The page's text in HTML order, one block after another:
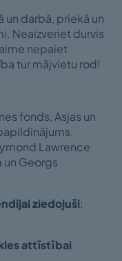
un darbā, priekā un
Neaizveriet durvis
nepaiet
tur mājvietu rod!
fonds, Asjas un
Lawrence
un Georgs
ziedojuši:
attīstībai